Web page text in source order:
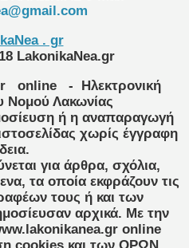
. gr
LakonikaNea.gr
online
- Ηλεκτρονική
Νομού Λακωνίας
ή η αναπαραγωγή
χωρίς έγγραφη
για άρθρα, σχόλια,
τα οποία εκφράζουν τις
τους ή και των
αρχικά. Με την
online
cookies και των ΟΡΩΝ